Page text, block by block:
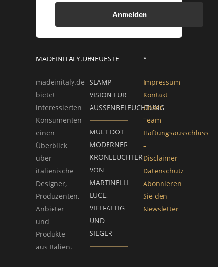
Anmelden
MADEINITALY.DE
madeinitaly.de
bietet
interessierten
Konsumenten
einen
Überblick
über
italienische
Designer,
Produzenten,
Anbieter
und
Produkte
aus Italien.
NEUESTE
SLAMP
VISION FÜR
AUSSENBELEUCHTUNG
MULTIDOT-
MODERNER
KRONLEUCHTER
VON
MARTINELLI
LUCE,
VIELFÄLTIG
UND
SIEGER
*
Impressum
Kontakt
Unser
Team
Haftungsausschluss
–
Disclaimer
Datenschutz
Abonnieren
Sie den
Newsletter